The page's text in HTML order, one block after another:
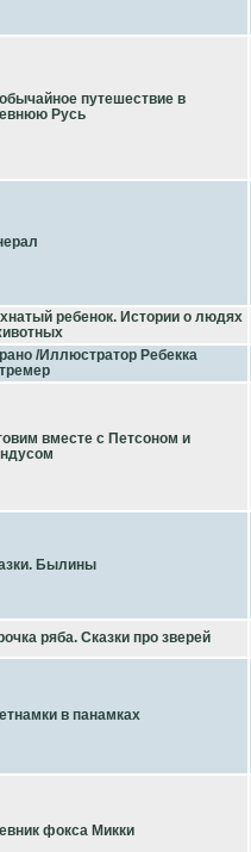
путешествие в
Русь
ребенок. Истории о людях
/Иллюстратор Ребекка
вместе с Петсоном и
Былины
ряба. Сказки про зверей
в панамках
фокса Микки